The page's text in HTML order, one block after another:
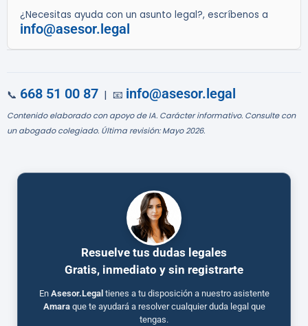
¿Necesitas ayuda con un asunto legal?, escríbenos a
info@asesor.legal
📞 668 51 00 87 | 📧 info@asesor.legal
Contenido elaborado con apoyo de IA. Carácter informativo. Consulte con
un abogado colegiado. Última revisión: Mayo 2026.
Resuelve tus dudas legales
Gratis, inmediato y sin registrarte
En Asesor.Legal tienes a tu disposición a nuestro asistente
Amaraque te ayudará a resolver cualquier duda legal que
tengas.